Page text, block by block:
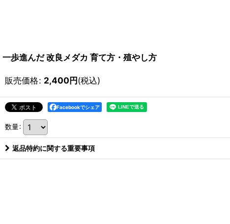
一歩進んだ 改良メダカ 育て方・殖やし方
販売価格: 2,400円(税込)
Facebookでシェア
数量:
返品特約に関する重要事項